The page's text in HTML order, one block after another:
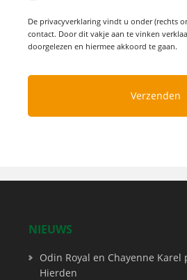
De privacyverklaring vindt u onder (rechts
contact. Door dit vakje aan te vinken
doorgelezen en hiermee akkoord te gaan.
NIEUWS
Odin Royal en Chayenne Karel
Hierden